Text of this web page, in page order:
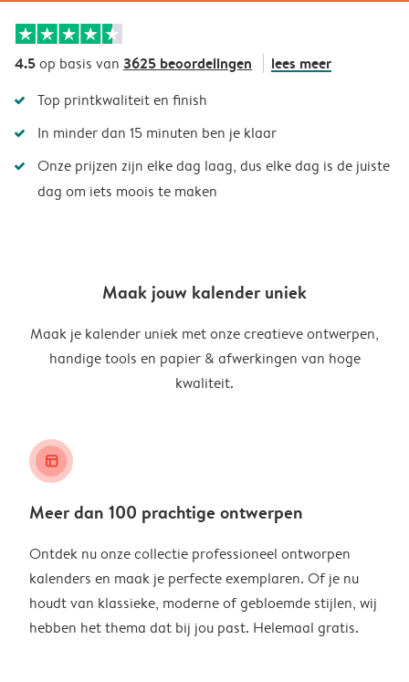
4.5op basis van 3625 beoordelingen lees meer
Top printkwaliteit en finish
In minder dan 15 minuten ben je klaar
Onze prijzen zijn elke dag laag, dus elke dag is de juiste
dag om iets moois te maken
Maak jouw kalender uniek
Maak je kalender uniek met onze creatieve ontwerpen,
handige tools en papier & afwerkingen van hoge
kwaliteit.
layout_alt
Meer dan 100 prachtige ontwerpen
Ontdek nu onze collectie professioneel ontworpen
kalenders en maak je perfecte exemplaren. Of je nu
houdt van klassieke, moderne of gebloemde stijlen, wij
hebben het thema dat bij jou past. Helemaal gratis.